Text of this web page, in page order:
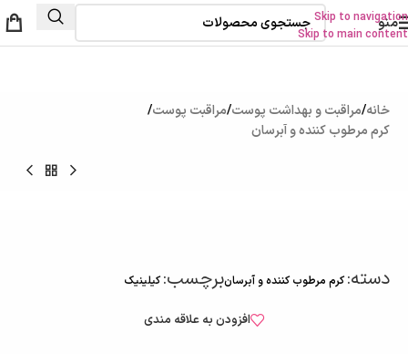
Skip to navigation
Skip to main content
منو
خانه/مراقبت و بهداشت پوست/مراقبت پوست/
کرم مرطوب کننده و آبرسان
دسته: کرم مرطوب کننده و آبرسانبرچسب: کیلینیک
افزودن به علاقه مندی